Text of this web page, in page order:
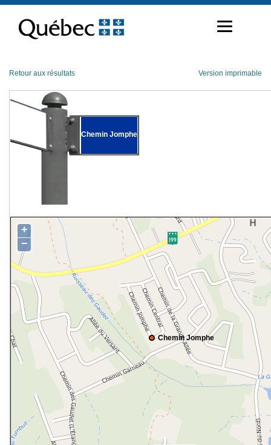
contenu
Retour aux résultats Version imprimable
Chemin Jomphe
Chemin Jomphe
+
−